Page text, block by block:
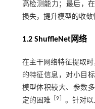
高检测能力；最后，
损失，提升模型的收敛
1.2 ShuffleNet网络
在主干网络特征提取时
的特征信息，对小目
模型体积较大、参数
定的困难 ［9
。针对以